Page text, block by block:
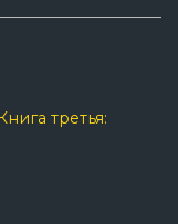
третья: